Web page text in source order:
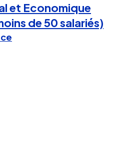
et Economique
de 50 salariés)